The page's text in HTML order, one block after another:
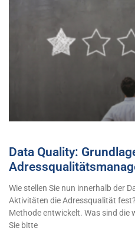
Data Quality:
Wie stellen Sie nun innerhalb der
Aktivitäten die Adressqualität
Methode entwickelt. Was sind die
Sie bitte